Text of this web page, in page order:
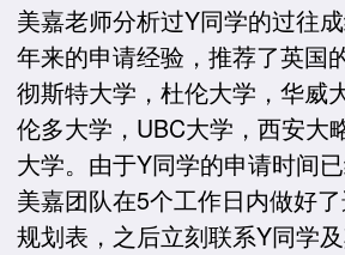
美嘉老师分析过Y同学的过往
年来的申请经验，推荐了英国
彻斯特大学，杜伦大学，华威
伦多大学，UBC大学，西安大
大学。由于Y同学的申请时间
美嘉团队在5个工作日内做好
规划表，之后立刻联系Y同学